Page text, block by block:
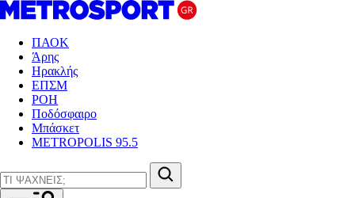
ΠΑΟΚ
Άρης
Ηρακλής
ΕΠΣΜ
ΡΟΗ
Ποδόσφαιρο
Μπάσκετ
METROPOLIS 95.5